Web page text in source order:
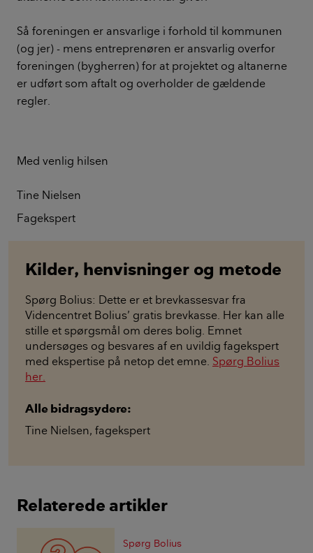
Så foreningen er ansvarlige i forhold til kommunen
(og jer) - mens entreprenøren er ansvarlig overfor
foreningen (bygherren) for at projektet og altanerne
er udført som aftalt og overholder de gældende
regler.
Med venlig hilsen
Tine Nielsen
Fagekspert
Kilder, henvisninger og metode
Spørg Bolius: Dette er et brevkassesvar fra
Videncentret Bolius’ gratis brevkasse. Her kan alle
stille et spørgsmål om deres bolig. Emnet
undersøges og besvares af en uvildig fagekspert
med ekspertise på netop det emne. Spørg Bolius
her.
Alle bidragsydere:
Tine Nielsen, fagekspert
Relaterede artikler
Spørg Bolius